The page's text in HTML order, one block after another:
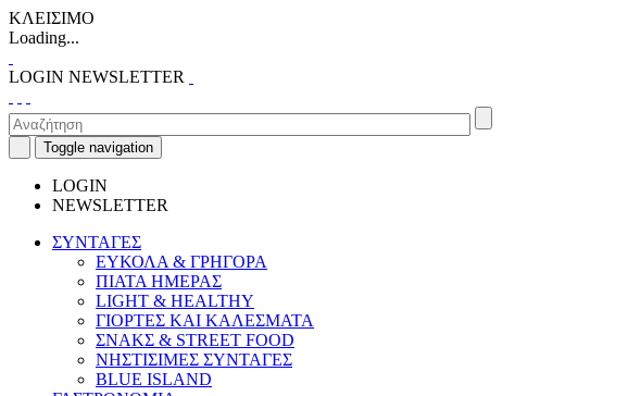
ΚΛΕΙΣΙΜΟ
Loading...
LOGIN NEWSLETTER
Toggle navigation
LOGIN
NEWSLETTER
ΣΥΝΤΑΓΕΣ
ΕΥΚΟΛΑ & ΓΡΗΓΟΡΑ
ΠΙΑΤΑ ΗΜΕΡΑΣ
LIGHT & HEALTHY
ΓΙΟΡΤΕΣ ΚΑΙ ΚΑΛΕΣΜΑΤΑ
ΣΝΑΚΣ & STREET FOOD
ΝΗΣΤΙΣΙΜΕΣ ΣΥΝΤΑΓΕΣ
BLUE ISLAND